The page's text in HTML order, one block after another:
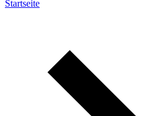
Startseite